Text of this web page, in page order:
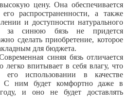
цену. Она обеспечивается
распространенности, а также
и доступности натурального
за синюю бязь не придется
сделать приобретение, которое
для бюджета.
синяя бязь отличается
легко впитывает в себя влагу, что
использовании в качестве
С ним будет комфортно даже в
и оно не будет доставлять